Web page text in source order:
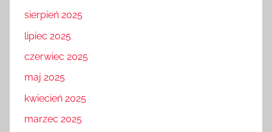
sierpień 2025
lipiec 2025
czerwiec 2025
maj 2025
kwiecień 2025
marzec 2025